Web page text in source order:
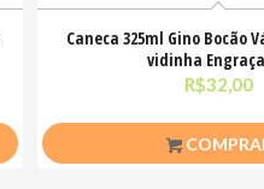
Caneca 325ml Gino Bocão
vidinha
R$32,00